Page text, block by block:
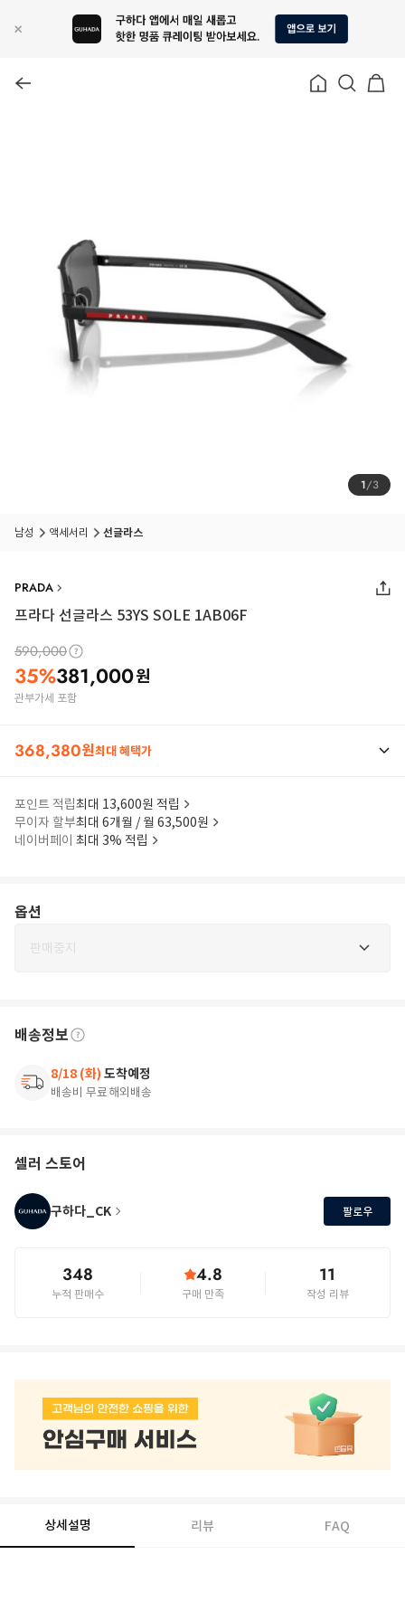
1/3
남성 액세서리 선글라스
PRADA
프라다 선글라스 53YS SOLE 1AB06F
590,000
35%381,000원
관부가세 포함
368,380원최대 혜택가
포인트 적립최대 13,600원 적립
무이자 할부최대 6개월 / 월 63,500원
네이버페이 최대 3% 적립
옵션
판매중지
배송정보
8/18 (화) 도착예정
배송비 무료해외배송
셀러 스토어
구하다_CK 팔로우
348
누적 판매수
4.8
구매 만족
11
작성 리뷰
상세설명 리뷰 FAQ